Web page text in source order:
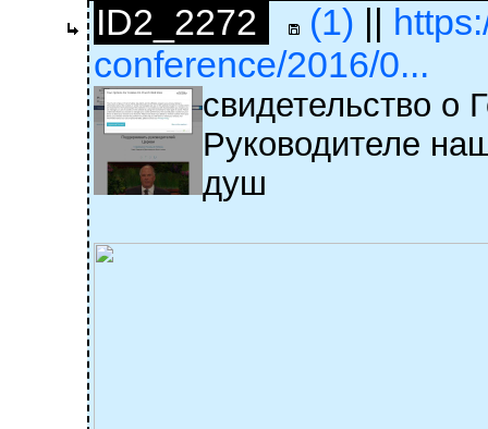
ID2_2272 (1) ||
conference/2016/0...
свидетельство о
Руководителе
душ